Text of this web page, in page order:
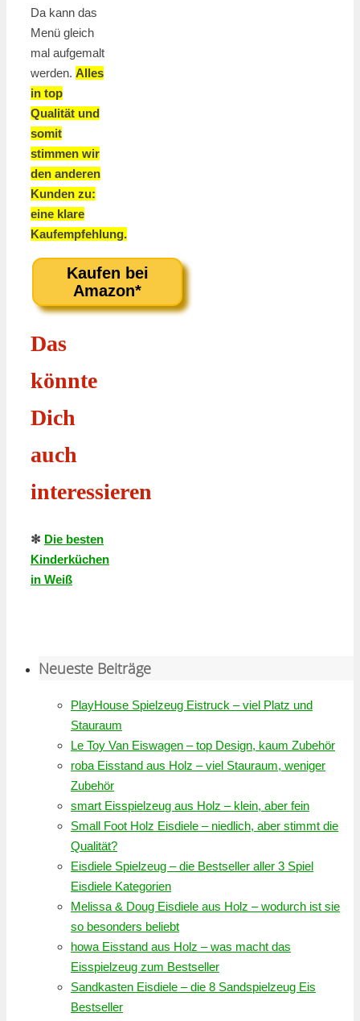
Da kann das
Menü gleich
mal aufgemalt
werden. Alles
in top
Qualität und
somit
stimmen wir
den anderen
Kunden zu:
eine klare
Kaufempfehlung.
Kaufen bei
Amazon*
Das
könnte
Dich
auch
interessieren
✻ Die besten
Kinderküchen
in Weiß
Neueste Beiträge
PlayHouse Spielzeug Eistruck – viel Platz und
Stauraum
Le Toy Van Eiswagen – top Design, kaum Zubehör
roba Eisstand aus Holz – viel Stauraum, weniger
Zubehör
smart Eisspielzeug aus Holz – klein, aber fein
Small Foot Holz Eisdiele – niedlich, aber stimmt die
Qualität?
Eisdiele Spielzeug – die Bestseller aller 3 Spiel
Eisdiele Kategorien
Melissa & Doug Eisdiele aus Holz – wodurch ist sie
so besonders beliebt
howa Eisstand aus Holz – was macht das
Eisspielzeug zum Bestseller
Sandkasten Eisdiele – die 8 Sandspielzeug Eis
Bestseller